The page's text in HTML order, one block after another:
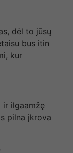
dėl to jūsų
bus itin
kur
ir ilgaamžę
pilna įkrova